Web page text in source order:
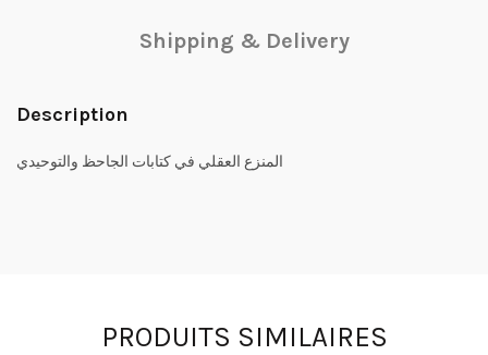
Shipping & Delivery
Description
المنزع العقلي في كتابات الجاحظ والتوحيدي
PRODUITS SIMILAIRES